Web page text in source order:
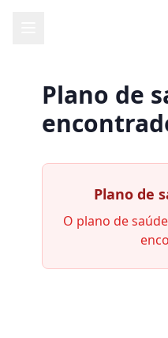
Plano de
Plano de
O plano de